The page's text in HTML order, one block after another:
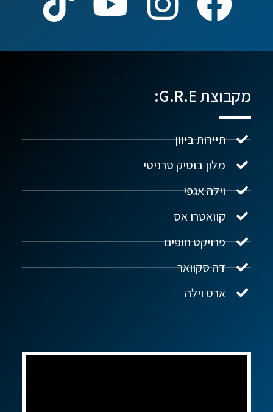
מקבוצת G.R.E:
תיירות ביוון
מלון בוטיק סרניטי
וילה אגפי
קוואטרו אס
פרויקט חופים
דה סקוואר
ארט וילה
נדל"ן ביוון G.R.E
שלום! איך אפשר לעזור?